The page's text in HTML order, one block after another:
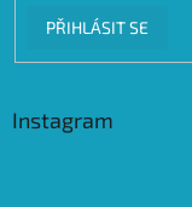
PŘIHLÁSIT SE
Instagram